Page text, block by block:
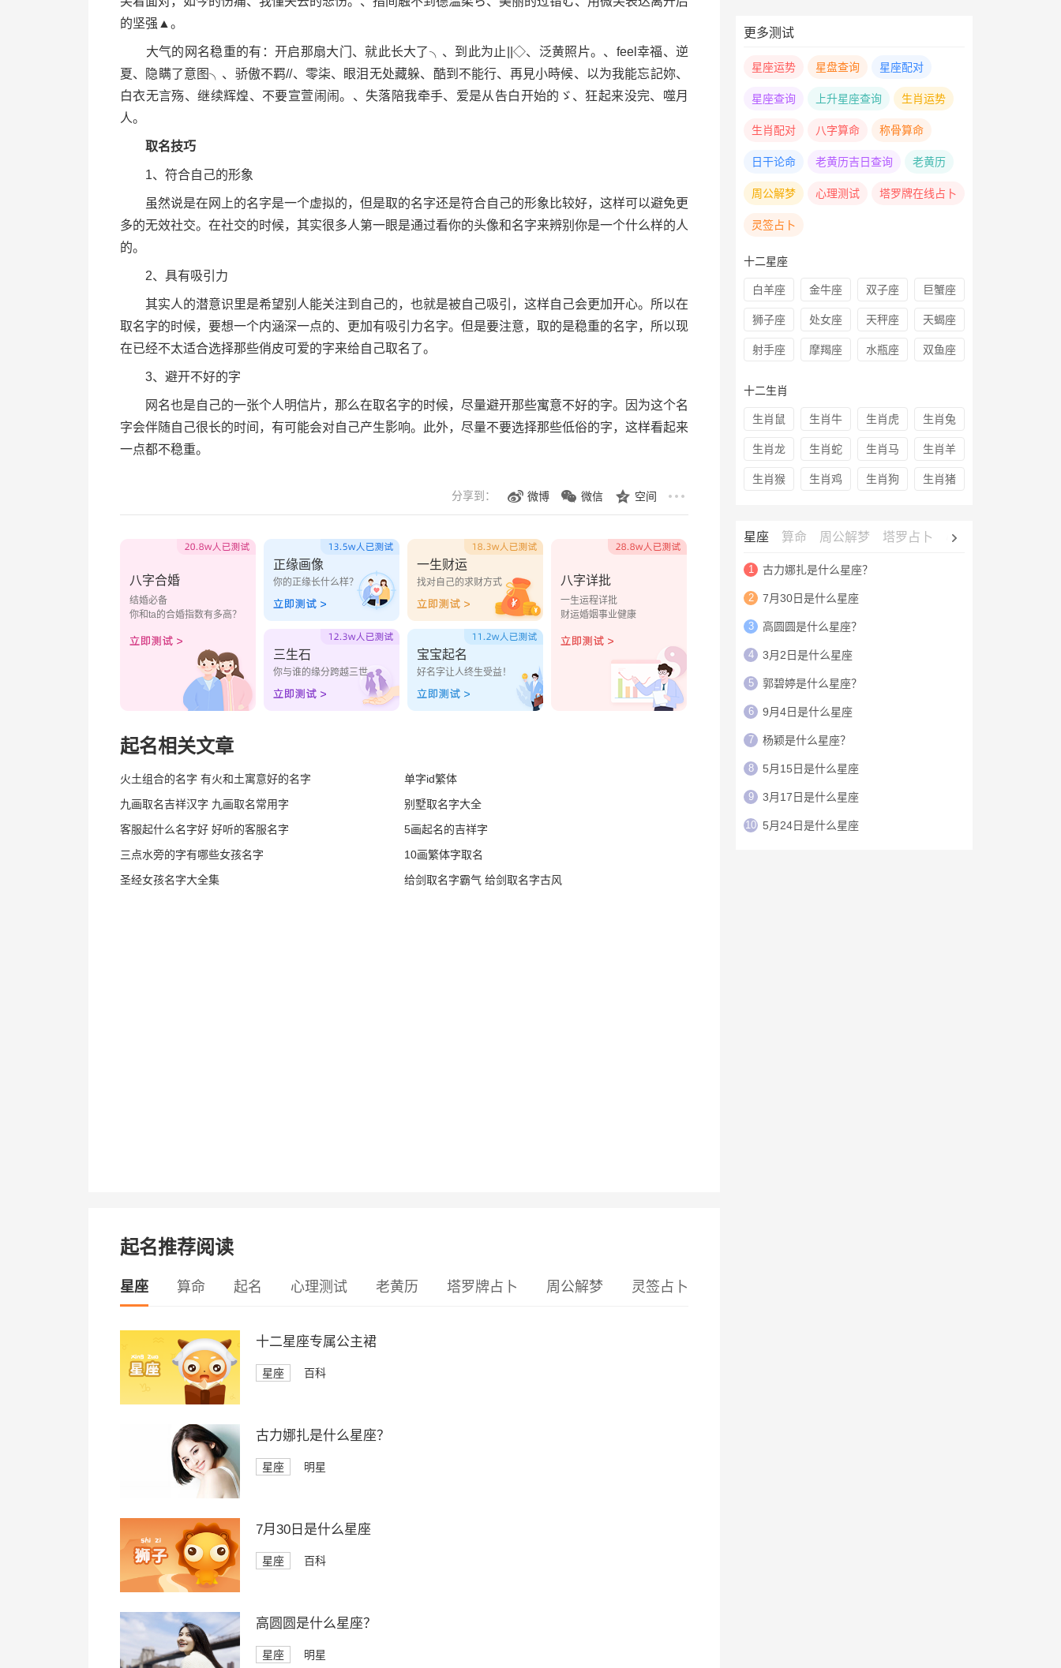
的坚强▲。
大气的网名稳重的有：开启那扇大门、就此长大了╮、到此为止||◇、泛黄照片。、feel幸福、逆
夏、隐瞒了意图╮、骄傲不羁//、零柒、眼泪无处藏躲、酷到不能行、再見小時候、以为我能忘記妳、
白衣无言殇、继续辉煌、不要宣萱闹闹。、失落陪我牵手、爱是从告白开始的ゞ、狂起来没完、噬月
人。
取名技巧
1、符合自己的形象
虽然说是在网上的名字是一个虚拟的，但是取的名字还是符合自己的形象比较好，这样可以避免更
多的无效社交。在社交的时候，其实很多人第一眼是通过看你的头像和名字来辨别你是一个什么样的人
的。
2、具有吸引力
其实人的潜意识里是希望别人能关注到自己的，也就是被自己吸引，这样自己会更加开心。所以在
取名字的时候，要想一个内涵深一点的、更加有吸引力名字。但是要注意，取的是稳重的名字，所以现
在已经不太适合选择那些俏皮可爱的字来给自己取名了。
3、避开不好的字
网名也是自己的一张个人明信片，那么在取名字的时候，尽量避开那些寓意不好的字。因为这个名
字会伴随自己很长的时间，有可能会对自己产生影响。此外，尽量不要选择那些低俗的字，这样看起来
一点都不稳重。
分享到： 微博 微信 空间
八字合婚
结婚必备
你和ta的合婚指数有多高？
正缘画像
你的正缘长什么样？
一生财运
找对自己的求财方式
三生石
你与谁的缘分跨越三世
宝宝起名
好名字让人终生受益！
八字详批
一生运程详批
财运婚姻事业健康
起名相关文章
火土组合的名字 有火和土寓意好的名字
单字id繁体
九画取名吉祥汉字 九画取名常用字
别墅取名字大全
客服起什么名字好 好听的客服名字
5画起名的吉祥字
三点水旁的字有哪些女孩名字
10画繁体字取名
圣经女孩名字大全集
给剑取名字霸气 给剑取名字古风
起名推荐阅读
星座 算命 起名 心理测试 老黄历 塔罗牌占卜 周公解梦 灵签占卜
十二星座专属公主裙
星座 百科
古力娜扎是什么星座？
星座 明星
7月30日是什么星座
星座 百科
高圆圆是什么星座？
星座 明星
更多测试
星座运势 星盘查询 星座配对
星座查询 上升星座查询 生肖运势
生肖配对 八字算命 称骨算命
日干论命 老黄历吉日查询 老黄历
周公解梦 心理测试 塔罗牌在线占卜
灵签占卜
十二星座
白羊座 金牛座 双子座 巨蟹座
狮子座 处女座 天秤座 天蝎座
射手座 摩羯座 水瓶座 双鱼座
十二生肖
生肖鼠 生肖牛 生肖虎 生肖兔
生肖龙 生肖蛇 生肖马 生肖羊
生肖猴 生肖鸡 生肖狗 生肖猪
星座 算命 周公解梦 塔罗占卜 心理测试
1 古力娜扎是什么星座？
2 7月30日是什么星座
3 高圆圆是什么星座？
4 3月2日是什么星座
5 郭碧婷是什么星座？
6 9月4日是什么星座
7 杨颖是什么星座？
8 5月15日是什么星座
9 3月17日是什么星座
10 5月24日是什么星座